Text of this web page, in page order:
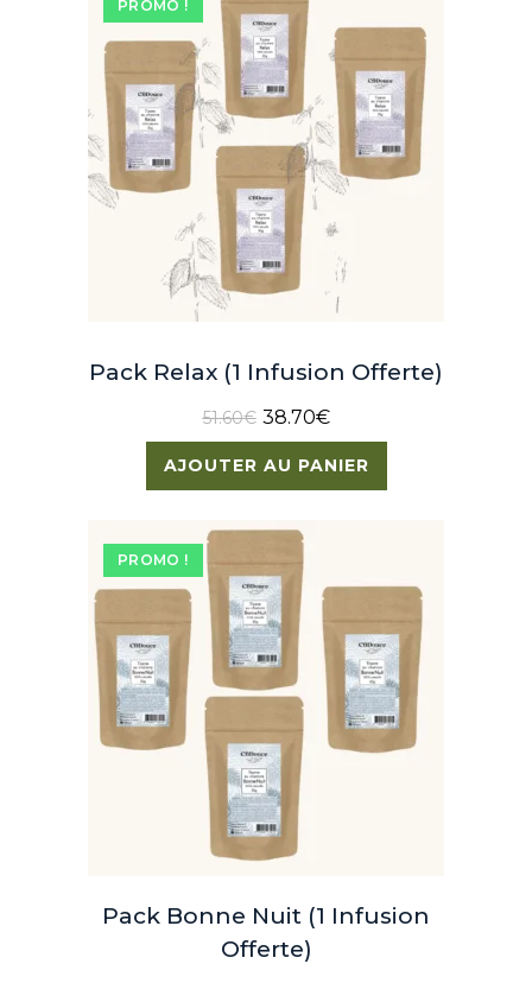
PROMO !
Pack Relax (1 Infusion Offerte)
51.60€ 38.70€
AJOUTER AU PANIER
PROMO !
Pack Bonne Nuit (1 Infusion
Offerte)